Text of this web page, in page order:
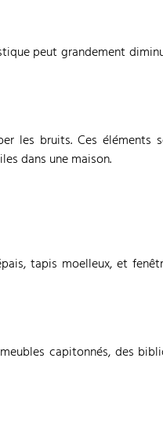
peut grandement
les bruits. Ces éléments
dans une maison.
tapis moelleux, et
capitonnés, des